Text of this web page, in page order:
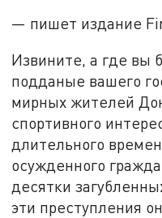
— пишет издание
Извините, а где вы
подданые вашего
мирных жителей
спортивного
длительного
осужденного
десятки
эти преступления